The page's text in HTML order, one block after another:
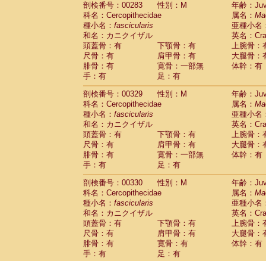
剖検番号：00283
性別：M
年齢：
科名：Cercopithecidae
属名：
種小名： fascicularis
亜種小名
和名：カニクイザル
英名：
頭蓋骨：有
下顎骨：有
上腕骨：
尺骨：有
肩甲骨：有
大腿骨：
腓骨：有
寛骨：一部無
体幹：有
手：有
足：有
剖検番号：00329
性別：M
年齢：
科名：Cercopithecidae
属名：
種小名： fascicularis
亜種小名
和名：カニクイザル
英名：
頭蓋骨：有
下顎骨：有
上腕骨：
尺骨：有
肩甲骨：有
大腿骨：
腓骨：有
寛骨：一部無
体幹：有
手：有
足：有
剖検番号：00330
性別：M
年齢：
科名：Cercopithecidae
属名：
種小名： fascicularis
亜種小名
和名：カニクイザル
英名：
頭蓋骨：有
下顎骨：有
上腕骨：
尺骨：有
肩甲骨：有
大腿骨：
腓骨：有
寛骨：有
体幹：有
手：有
足：有